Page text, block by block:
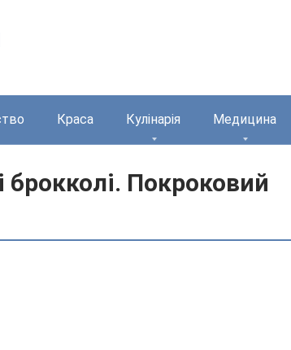
Краса Кулінарія Медицина
Покроковий